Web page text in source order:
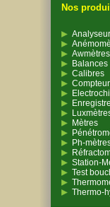
Nos
Awmètres
Balances
Calibres
Mètres
Ph-
Station-
Test
Thermo-